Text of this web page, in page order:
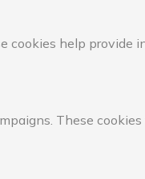
help provide
These